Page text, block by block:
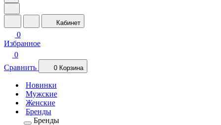
Кабинет
0
Избранное
0
Сравнить
0 Корзина
Новинки
Мужские
Женские
Бренды
Бренды